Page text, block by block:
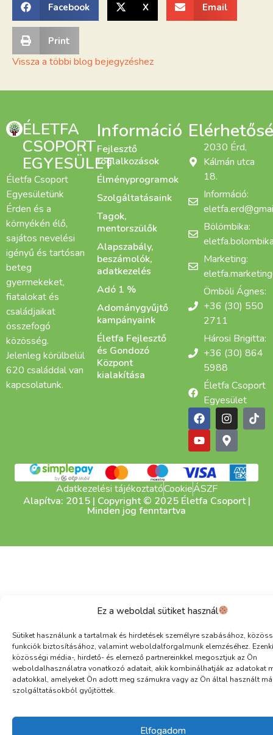
Ez a weboldal sütiket használ
Sütiket használunk a tartalmak és hirdetések személyre szabásához,
funkciók biztosításához, valamint weboldalforgalmunk elemzéséhez.
közösségi média-, hirdető- és elemező partnereinkkel megosztjuk az Ön
weboldalhasználatra vonatkozó adatait, akik kombinálhatják az adatokat
adatokkal, amelyeket Ön adott meg számukra vagy az Ön által használt
szolgáltatásokból gyűjtöttek.
Elfogadom
Facebook X Email
Print
Vissza a többi blog bejegyzéshez
ÉLETFA
CSOPORT
EGYESÜLET
Életfa Csoport
Egyesületünk
Érden és a
környékén élő,
sajátos nevelési
igényű és tartósan
beteg
gyermekeket,
fiatalokat és
családjaikat
összefogó
közösség.
Jelenleg körülbelül
620 családdal van
kapcsolatunk.
Információ
Fejlesztő
foglalkozások
Élményprogramok
Szolgáltatásaink
Tagok,
mentorszülők
Alapszabály,
beszámolók,
adatkezelés
Adó 1 %
Adománygyűjtő
kampányaink
Életfa Fejlesztő
és Gondozó
Központ
kialakítása
2030 Érd,
Kálmán utca
18.
Információ:
Bölömbika:
Marketing:
Ömböli Ágnes:
+36 (30) 550
2711
Hárosi Brigitta:
+36 (30) 864
5988
Életfa Csoport
Egyesület
Adatkezelési tájékoztatóCookieÁSZF
Alapítva: 2015 | Copyright © 2025 Életfa Csoport |
Minden jog fenntartva